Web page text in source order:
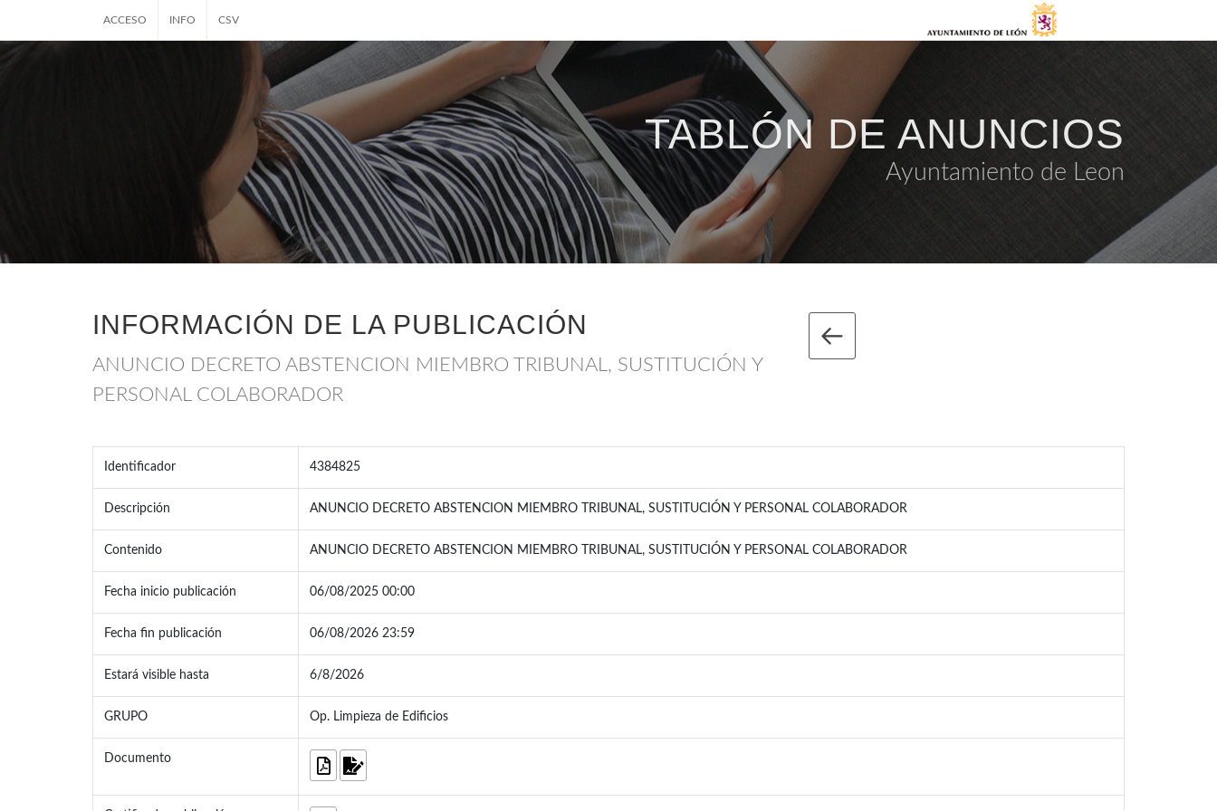
ACCESO INFO CSV
TABLÓN DE ANUNCIOS
Ayuntamiento de Leon
INFORMACIÓN DE LA PUBLICACIÓN
ANUNCIO DECRETO ABSTENCION MIEMBRO TRIBUNAL, SUSTITUCIÓN Y
PERSONAL COLABORADOR
Identificador 4384825
Descripción ANUNCIO DECRETO ABSTENCION MIEMBRO TRIBUNAL, SUSTITUCIÓN Y PERSONAL COLABORADOR
Contenido ANUNCIO DECRETO ABSTENCION MIEMBRO TRIBUNAL, SUSTITUCIÓN Y PERSONAL COLABORADOR
Fecha inicio publicación 06/08/2025 00:00
Fecha fin publicación 06/08/2026 23:59
Estará visible hasta 6/8/2026
GRUPO Op. Limpieza de Edificios
Documento